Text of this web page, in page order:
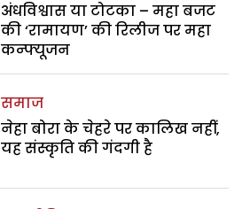
अंधविश्वास या टोटका – महा बजट
की ‘रामायण’ की रिलीज पर महा
कन्फ्यूजन
समाज
नेहा बोरा के चेहरे पर कालिख नहीं,
यह संस्कृति की गंदगी है